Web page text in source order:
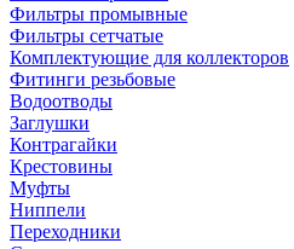
Фильтры промывные
Фильтры сетчатые
Комплектующие для коллекторов
Фитинги резьбовые
Водоотводы
Заглушки
Контрагайки
Крестовины
Муфты
Ниппели
Переходники